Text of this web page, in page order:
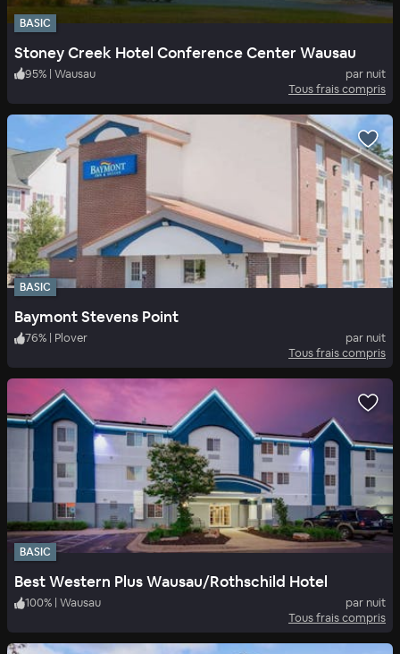
BASIC
Stoney Creek Hotel Conference Center Wausau
95% | Wausau
par nuit
Tous frais compris
BASIC
Baymont Stevens Point
76% Plover
par nuit
Tous frais compris
BASIC
Best Western Plus Wausau/Rothschild Hotel
100% | Wausau
par nuit
Tous frais compris